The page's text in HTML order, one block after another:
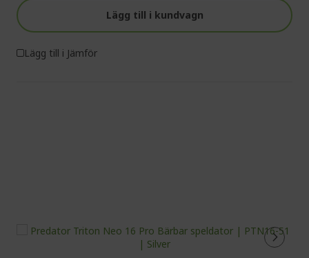
Lägg till i kundvagn
Lägg till i Jämför